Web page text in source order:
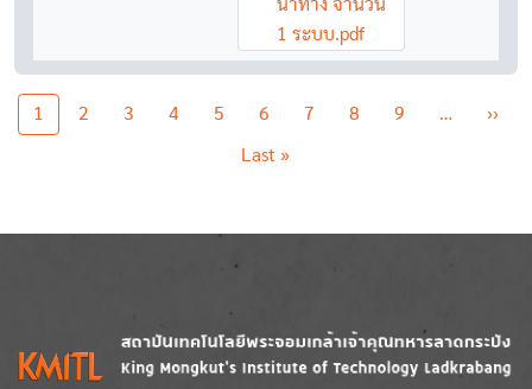
นำทาง จำนวน
1 ระบบ.pdf
Pagination
1 2 3 4 5 6 7 8 9 … ››
Last »Last page
Image